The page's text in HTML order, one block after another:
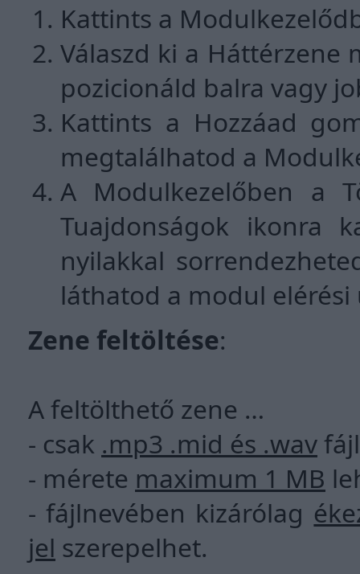
Kattints a
Válaszd ki a
pozicionáld balra vagy
Kattints a Hozzáad
megtalálhatod a
A Modulkezelőben a
Tuajdonságok ikonra
nyilakkal
láthatod a modul
Zene feltöltése:
A feltölthető zene …
- csak .mp3 .mid és .wav
- mérete maximum 1 MB
- fájlnevében kizárólag
jel szerepelhet.